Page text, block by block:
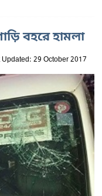
বহরে হামলা
Updated: 29 October 2017